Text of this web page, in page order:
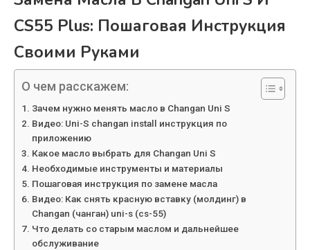
CS55 Plus: Пошаговая Инструкция
Своими Руками
О чем расскажем:
Зачем нужно менять масло в Changan Uni S
Видео: Uni-S changan install инструкция по
приложению
Какое масло выбрать для Changan Uni S
Необходимые инструменты и материалы
Пошаговая инструкция по замене масла
Видео: Как снять красную вставку (молдинг) в
Changan (чанган) uni-s (cs-55)
Что делать со старым маслом и дальнейшее
обслуживание